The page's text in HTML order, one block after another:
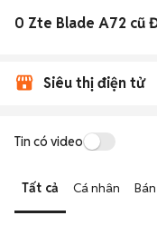
0 Zte Blade A72 cũ
Siêu thị điện tử
Tin có video
Tất cả Cá nhân